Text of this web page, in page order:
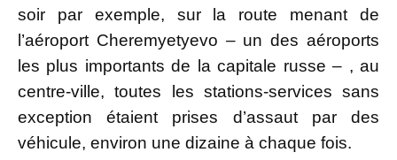
soir par exemple, sur la route menant de
l’aéroport Cheremyetyevo – un des aéroports
les plus importants de la capitale russe – , au
centre-ville, toutes les stations-services sans
exception étaient prises d’assaut par des
véhicule, environ une dizaine à chaque fois.